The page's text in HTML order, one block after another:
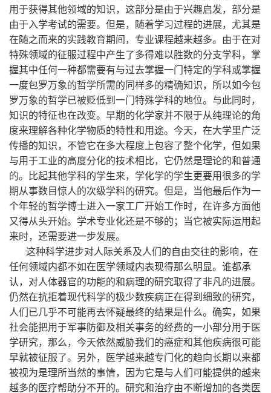
用于获得其他领域的知识，这部分是由于兴趣启发，部分是
由于入学考试的需要。但是，随着学习过程的进展，尤其是
在随之而来的实践教育期间，专业课程越来越多。由于在对
特殊领域的征服过程中产生了多得难以胜数的分支学科，掌
握其中任何一种都需要有与过去掌握一门特定的学科或掌握
一度包罗万象的哲学所需的同样多的精确知识，所以如今包
罗万象的哲学已被贬低到一门特殊学科的地位。与此同时，
知识的特征也在改变。早期的化学家并不限于从纯理论的角
度来理解各种化学物质的特性和用途。今天，在大学里广泛
传播的知识，不管它在多大程度上包容了整个化学，但如果
与用于工业的高度分化的技术相比，它仍然是理论的和普通
的。比起其他学科的学生来，学化学的学生更要用很多的学
期从事数目惊人的次级学科的研究。但是，当他最后作为一
个年轻的哲学博士进入一家工厂开始工作时，在许多方面他
又得从头开始。学术专业化还是不够的；当它被实际运用起
来时，还需要进一步发展。
这种科学进步对人际关系及人们的自由交往的影响，在
任何领域内都不如在医学领域内表现得那么明显。谁都承
认，对人体器官的功能的和病理的研究取得了非凡的进展。
仍然在抗拒着现代科学的极少数疾病正在得到细致的研究，
人们已几乎不可能再去怀疑最终的结果是什么。确实，如果
社会能把用于军事防御及相关事务的经费的一小部分用于医
学研究，那么，今天依然威胁我们的癌症和其他疾病很可能
早就被征服了。另外，医学越来越专门化的趋向长期以来都
被视为是理所当然的事情，因为它是与人们可能提供的越来
越多的医疗帮助分不开的。研究和治疗由不断增加的各类医